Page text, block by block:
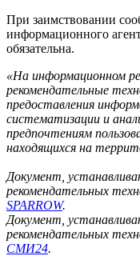
При заимствовании
информационного
обязательна.
«На информационном
рекомендательные
предоставления
систематизации и
предпочтениям
находящихся на
Документ,
рекомендательных
SPARROW.
Документ,
рекомендательных
СМИ24.